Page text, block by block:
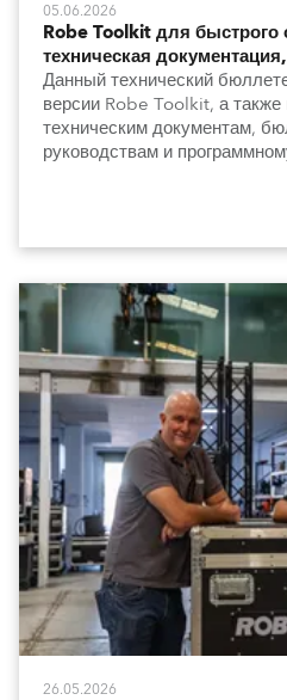
05.06.2026
Robe Toolkit для
техническая
Данный технический
версии Robe Toolkit, а
техническим документам,
руководствам и
26.05.2026